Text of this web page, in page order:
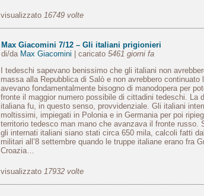
visualizzato 16749 volte
Max Giacomini 7/12 – Gli italiani prigionieri
di/da Max Giacomini | caricato 5461 giorni fa
I tedeschi sapevano benissimo che gli italiani non
massa alla Repubblica di Salò e non avrebbero continuato
avevano fondamentalmente bisogno di manodopera per
fronte il maggior numero possibile di cittadini tedeschi. La
italiana fu, in questo senso, provvidenziale. Gli italiani
moltissimi, impiegati in Polonia e in Germania per poi
territorio tedesco man mano che avanzava il fronte russo.
gli internati italiani siano stati circa 650 mila, calcoli fatti
militari all’8 settembre quando le truppe italiane erano fra
Croazia…
visualizzato 17932 volte